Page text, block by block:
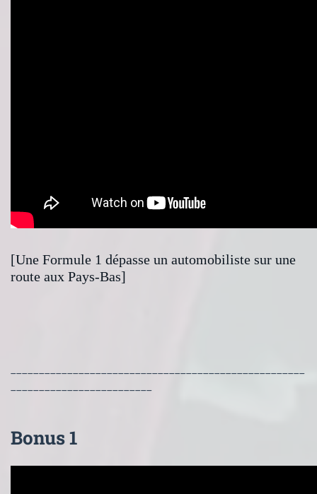
[Une Formule 1 dépasse un automobiliste sur une
route aux Pays-Bas]
____________________________________________________
_________________________
Bonus 1